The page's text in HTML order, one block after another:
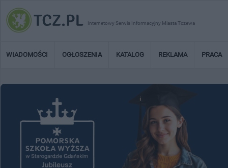
Internetowy Serwis Informacyjny Miasta Tczewa
WIADOMOŚCI OGŁOSZENIA KATALOG REKLAMA PRACA